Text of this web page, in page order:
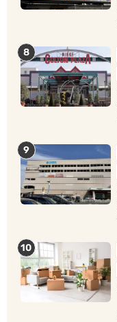
8
9
10